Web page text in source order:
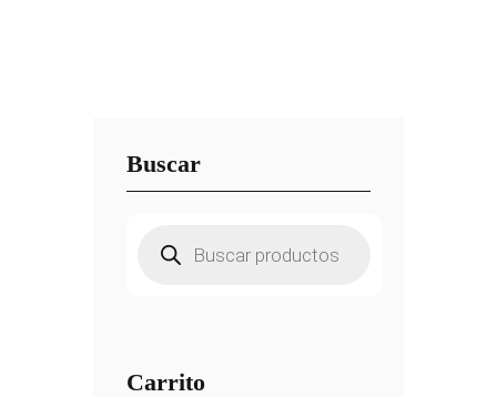
Buscar
productos
Carrito